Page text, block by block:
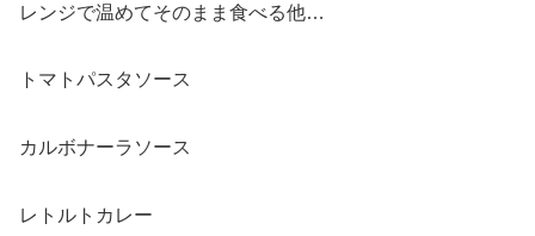
レンジで温めてそのまま食べる他…
トマトパスタソース
カルボナーラソース
レトルトカレー